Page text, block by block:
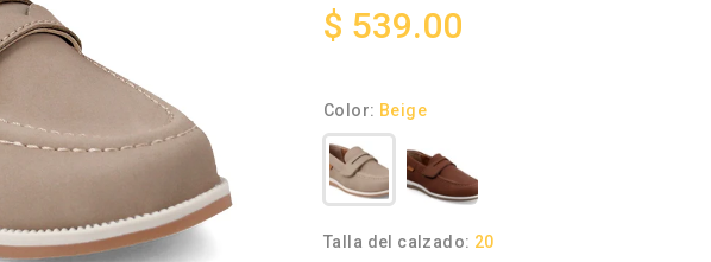
$ 539.00
Color: Beige
Talla del calzado: 20